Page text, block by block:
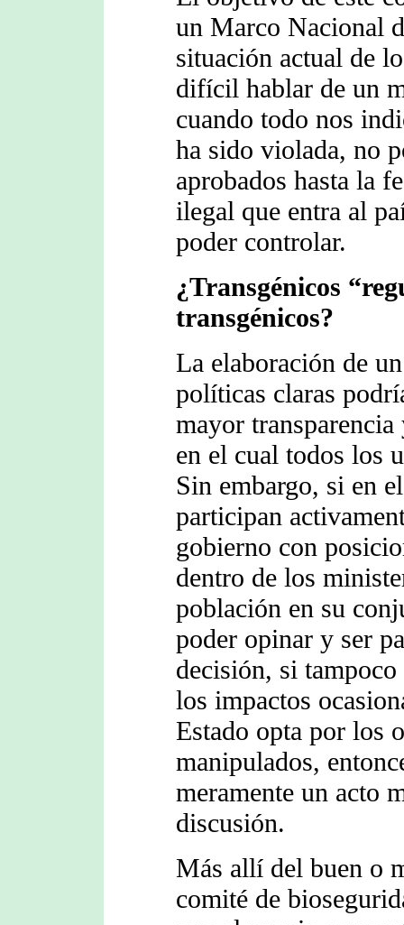
un Marco Nacional
situación actual de
difícil hablar de un
cuando todo nos
ha sido violada, no
aprobados hasta la
ilegal que entra al
poder controlar.
¿Transgénicos
transgénicos?
La elaboración de
políticas claras
mayor transparencia
en el cual todos los
Sin embargo, si en
participan
gobierno con
dentro de los
población en su
poder opinar y ser
decisión, si tampoco
los impactos
Estado opta por los
manipulados,
meramente un acto
discusión.
Más allí del buen o
comité de